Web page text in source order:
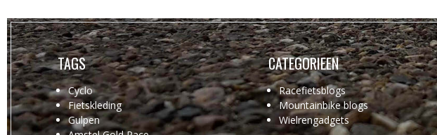
TAGS
Cyclo
Fietskleding
Gulpen
CATEGORIEEN
Racefietsblogs
Mountainbike blogs
Wielrengadgets